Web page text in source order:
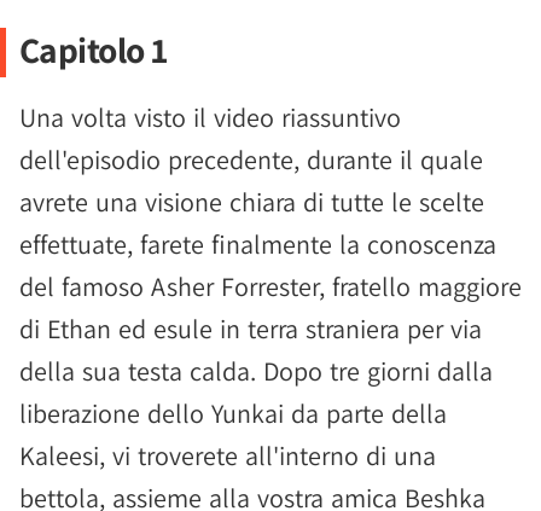
Capitolo 1
Una volta visto il video riassuntivo
dell'episodio precedente, durante il quale
avrete una visione chiara di tutte le scelte
effettuate, farete finalmente la conoscenza
del famoso Asher Forrester, fratello maggiore
di Ethan ed esule in terra straniera per via
della sua testa calda. Dopo tre giorni dalla
liberazione dello Yunkai da parte della
Kaleesi, vi troverete all'interno di una
bettola, assieme alla vostra amica Beshka